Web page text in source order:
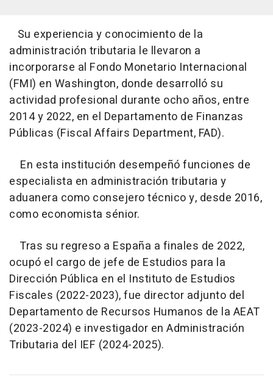
Su experiencia y conocimiento de la
administración tributaria le llevaron a
incorporarse al Fondo Monetario Internacional
(FMI) en Washington, donde desarrolló su
actividad profesional durante ocho años, entre
2014 y 2022, en el Departamento de Finanzas
Públicas (Fiscal Affairs Department, FAD).
En esta institución desempeñó funciones de
especialista en administración tributaria y
aduanera como consejero técnico y, desde 2016,
como economista sénior.
Tras su regreso a España a finales de 2022,
ocupó el cargo de jefe de Estudios para la
Dirección Pública en el Instituto de Estudios
Fiscales (2022-2023), fue director adjunto del
Departamento de Recursos Humanos de la AEAT
(2023-2024) e investigador en Administración
Tributaria del IEF (2024-2025).